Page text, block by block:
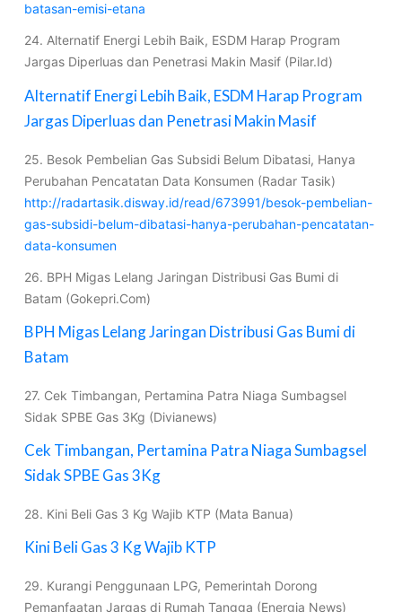
batasan-emisi-etana
24. Alternatif Energi Lebih Baik, ESDM Harap Program
Jargas Diperluas dan Penetrasi Makin Masif (Pilar.Id)
Alternatif Energi Lebih Baik, ESDM Harap Program
Jargas Diperluas dan Penetrasi Makin Masif
25. Besok Pembelian Gas Subsidi Belum Dibatasi, Hanya
Perubahan Pencatatan Data Konsumen (Radar Tasik)
http://radartasik.disway.id/read/673991/besok-pembelian-
gas-subsidi-belum-dibatasi-hanya-perubahan-pencatatan-
data-konsumen
26. BPH Migas Lelang Jaringan Distribusi Gas Bumi di
Batam (Gokepri.Com)
BPH Migas Lelang Jaringan Distribusi Gas Bumi di
Batam
27. Cek Timbangan, Pertamina Patra Niaga Sumbagsel
Sidak SPBE Gas 3Kg (Divianews)
Cek Timbangan, Pertamina Patra Niaga Sumbagsel
Sidak SPBE Gas 3Kg
28. Kini Beli Gas 3 Kg Wajib KTP (Mata Banua)
Kini Beli Gas 3 Kg Wajib KTP
29. Kurangi Penggunaan LPG, Pemerintah Dorong
Pemanfaatan Jargas di Rumah Tangga (Energia News)